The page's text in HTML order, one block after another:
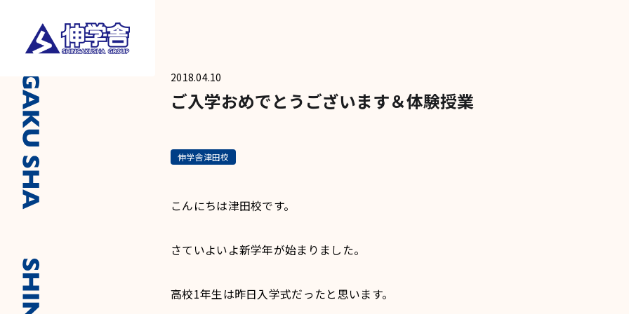
2018.04.10
ご入学おめでとうございます＆体験授業
伸学舎津田校
こんにちは津田校です。
さていよいよ新学年が始まりました。
高校1年生は昨日入学式だったと思います。